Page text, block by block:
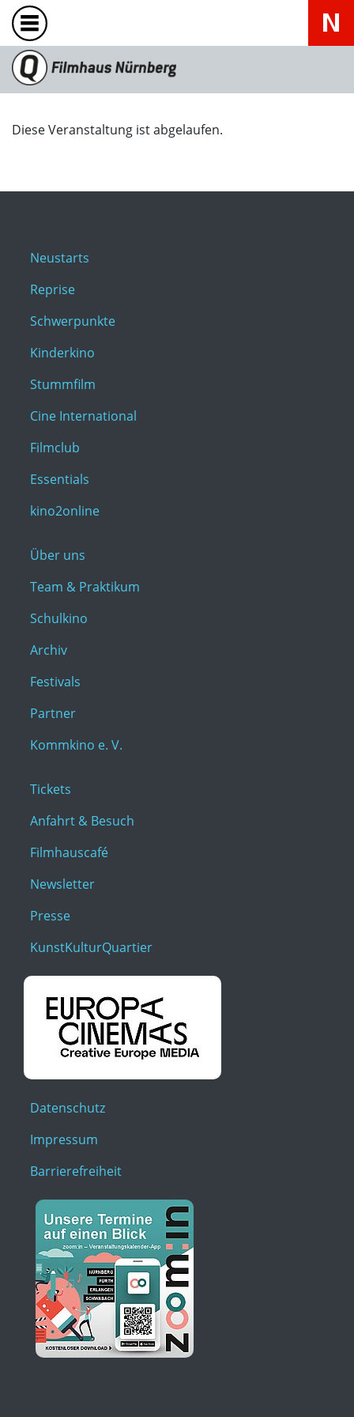
Diese Veranstaltung ist abgelaufen.
Neustarts
Reprise
Schwerpunkte
Kinderkino
Stummfilm
Cine International
Filmclub
Essentials
kino2online
Über uns
Team & Praktikum
Schulkino
Archiv
Festivals
Partner
Kommkino e. V.
Tickets
Anfahrt & Besuch
Filmhauscafé
Newsletter
Presse
KunstKulturQuartier
Datenschutz
Impressum
Barrierefreiheit